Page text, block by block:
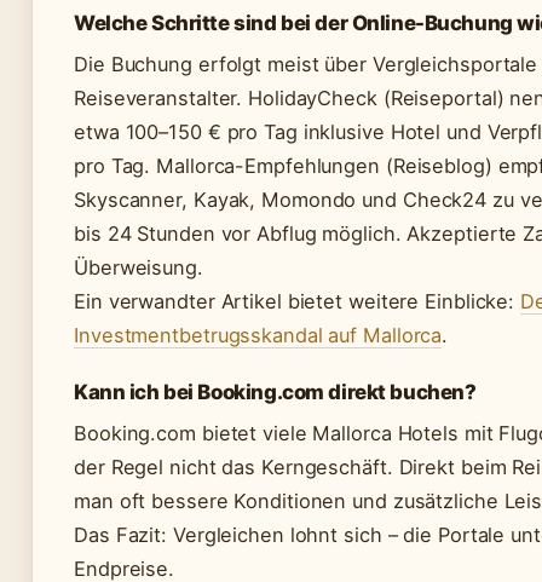
Welche Schritte sind bei der Online-Buchung
Die Buchung erfolgt meist über
Reiseveranstalter. HolidayCheck (Reiseportal)
etwa 100–150 € pro Tag inklusive Hotel und
pro Tag. Mallorca-Empfehlungen (Reiseblog)
Skyscanner, Kayak, Momondo und Check24 zu
bis 24 Stunden vor Abflug möglich. Akzeptierte
Überweisung.
Ein verwandter Artikel bietet weitere Einblicke:
Investmentbetrugsskandal auf Mallorca.
Kann ich bei Booking.com direkt buchen?
Booking.com bietet viele Mallorca Hotels mit
der Regel nicht das Kerngeschäft. Direkt beim
man oft bessere Konditionen und zusätzliche
Das Fazit: Vergleichen lohnt sich – die Portale
Endpreise.